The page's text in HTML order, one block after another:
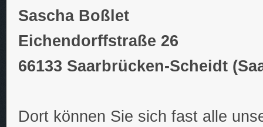
Sascha Boßlet
Eichendorffstraße 26
66133 Saarbrücken-Scheidt
Dort können Sie sich fast alle